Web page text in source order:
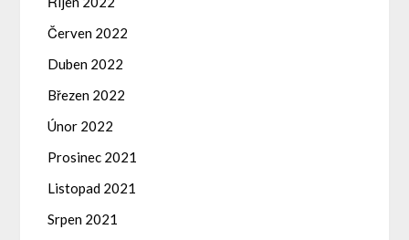
Červen 2022
Duben 2022
Březen 2022
Únor 2022
Prosinec 2021
Listopad 2021
Srpen 2021